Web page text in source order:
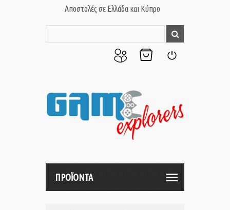
Αποστολές σε Ελλάδα και Κύπρο
μου
ΠΡΟΪΟΝΤΑ